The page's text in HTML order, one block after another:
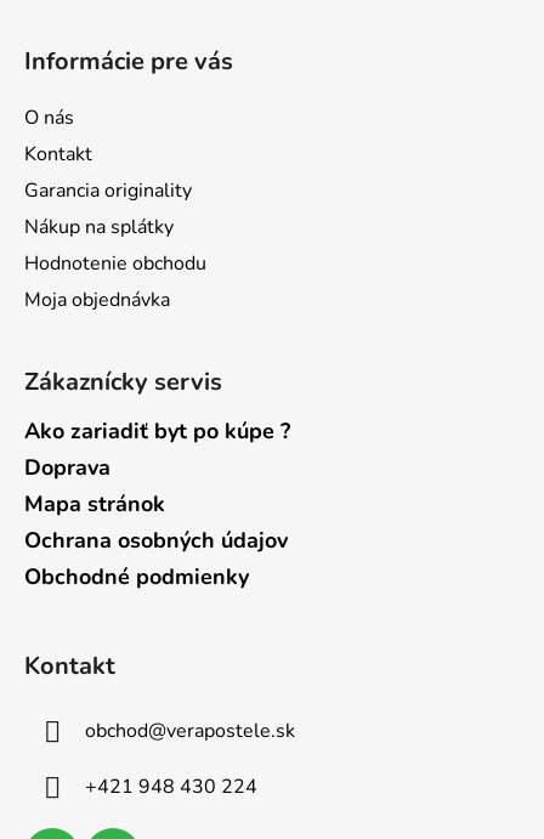
Informácie pre vás
O nás
Kontakt
Garancia originality
Nákup na splátky
Hodnotenie obchodu
Moja objednávka
Zákaznícky servis
Ako zariadiť byt po kúpe ?
Doprava
Mapa stránok
Ochrana osobných údajov
Obchodné podmienky
Kontakt
obchod@verapostele.sk
+421 948 430 224